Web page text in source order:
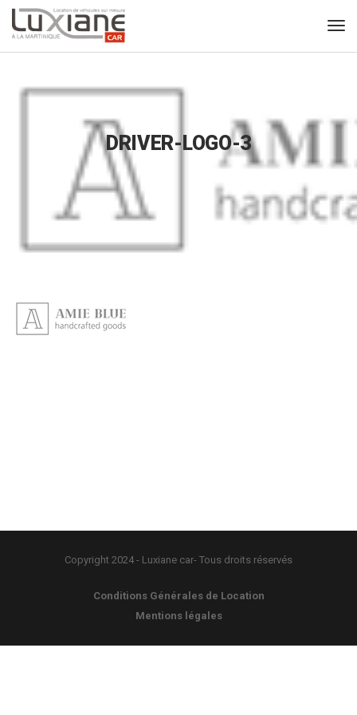
DRIVER-LOGO-3
Copyright 2024 - Luxiane car- Tous droits réservés
Conditions Générales de Location
Mentions légales